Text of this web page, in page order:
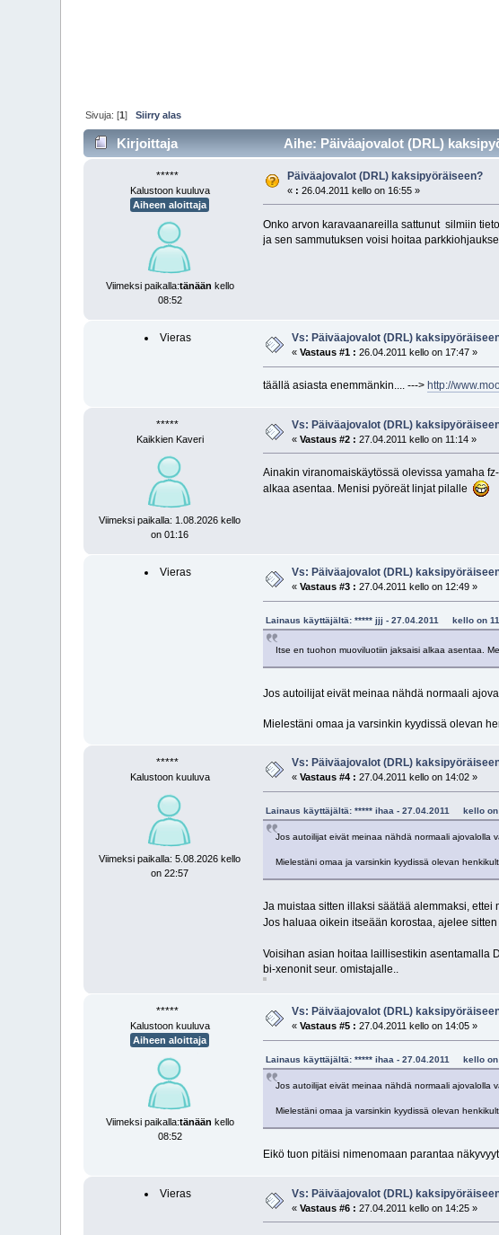
Sivuja: [1]Siirry alas
Kirjoittaja Aihe: Päiväajovalot (DRL)
*****
Kalustoon kuuluva
Aiheen aloittaja
Viimeksi paikalla:tänään kello
08:52
Päiväajovalot (DRL) kaksipyöräiseen?
« : 26.04.2011 kello on 16:55 »
Onko arvon karavaanareilla sattunut silmiin
ja sen sammutuksen voisi hoitaa
Vieras Vs: Päiväajovalot (DRL)
«Vastaus #1 : 26.04.2011 kello on 17:47 »
täällä asiasta enemmänkin.... ---> http://
*****
Kaikkien Kaveri
Viimeksi paikalla: 1.08.2026 kello
on 01:16
Vs: Päiväajovalot (DRL)
«Vastaus #2 : 27.04.2011 kello on 11:14 »
Ainakin viranomaiskäytössä olevissa yamaha
alkaa asentaa. Menisi pyöreät linjat pilalle
Vieras Vs: Päiväajovalot (DRL)
«Vastaus #3 : 27.04.2011 kello on 12:49 »
Lainaus käyttäjältä: ***** jjj - 27.04.2011 kello on
Itse en tuohon muoviluotiin jaksaisi alkaa asentaa.
Jos autoilijat eivät meinaa nähdä normaali
Mielestäni omaa ja varsinkin kyydissä olevan
*****
Kalustoon kuuluva
Viimeksi paikalla: 5.08.2026 kello
on 22:57
Vs: Päiväajovalot (DRL)
«Vastaus #4 : 27.04.2011 kello on 14:02 »
Lainaus käyttäjältä: ***** ihaa - 27.04.2011 kello on
Jos autoilijat eivät meinaa nähdä normaali ajovalolla
Mielestäni omaa ja varsinkin kyydissä olevan
Ja muistaa sitten illaksi säätää alemmaksi, ettei
Jos haluaa oikein itseään korostaa, ajelee
Voisihan asian hoitaa laillisestikin asentamalla
bi-xenonit seur. omistajalle..
*****
Kalustoon kuuluva
Aiheen aloittaja
Viimeksi paikalla:tänään kello
08:52
Vs: Päiväajovalot (DRL)
«Vastaus #5 : 27.04.2011 kello on 14:05 »
Lainaus käyttäjältä: ***** ihaa - 27.04.2011 kello on
Jos autoilijat eivät meinaa nähdä normaali ajovalolla
Mielestäni omaa ja varsinkin kyydissä olevan
Eikö tuon pitäisi nimenomaan parantaa
Vieras Vs: Päiväajovalot (DRL)
«Vastaus #6 : 27.04.2011 kello on 14:25 »